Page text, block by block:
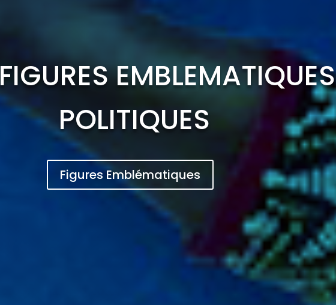
EMBLEMATIQUES
POLITIQUES
Figures Emblématiques